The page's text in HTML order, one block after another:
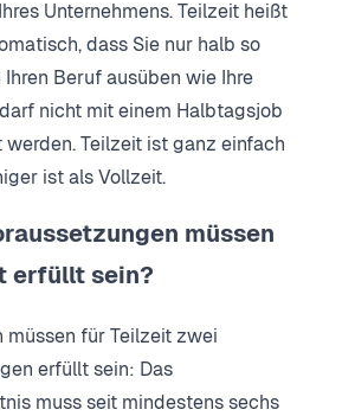
Unternehmens. Teilzeit heißt
dass Sie nur halb so
Beruf ausüben wie Ihre
nicht mit einem Halbtagsjob
Teilzeit ist ganz einfach
ist als Vollzeit.
müssen
erfüllt sein?
müssen für Teilzeit zwei
erfüllt sein: Das
muss seit mindestens sechs